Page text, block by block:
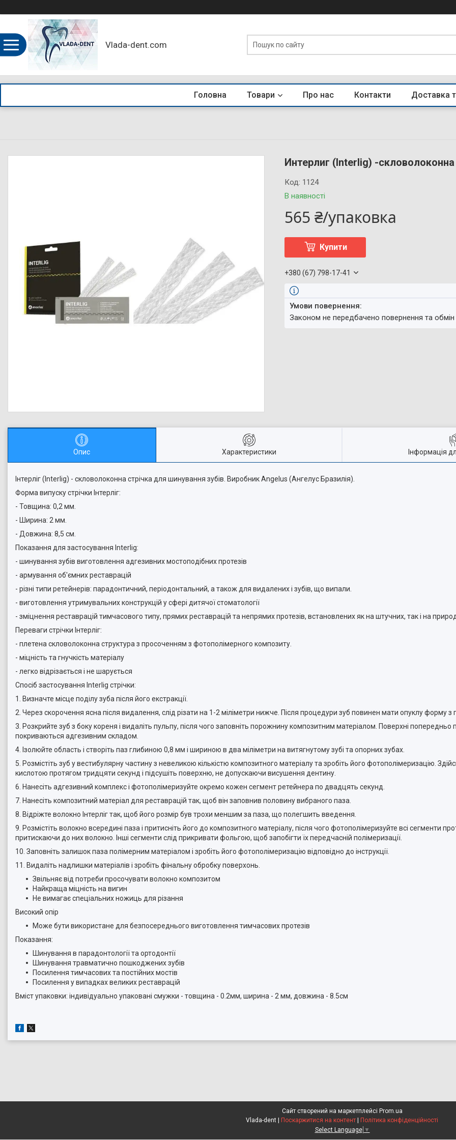
Vlada-dent.com
Головна Товари Про нас Контакти Доставка
Интерлиг (Interlig) -
В наявності
Код: 1124
565 ₴/упаковка
Купити
+380 (67) 798-17-41
Законом не передбачено повернення та
Опис Характеристики Інформація
Інтерліг (Interlig) - скловолоконна стрічка для шинування зубів. Виробник Angelus (Ангелус Бразилія).
Форма випуску стрічки Інтерліг:
- Товщина: 0,2 мм.
- Ширина: 2 мм.
- Довжина: 8,5 см.
Показання для застосування Interlig:
- шинування зубів виготовлення адгезивних мостоподібних протезів
- армування об'ємних реставрацій
- різні типи ретейнерів: парадонтичний, періодонтальний, а також для видалених і зубів, що випали.
- виготовлення утримувальних конструкцій у сфері дитячої стоматології
- зміцнення реставрацій тимчасового типу, прямих реставрацій та непрямих протезів, встановлених як на штучних, так і на
Переваги стрічки Інтерліг:
- плетена скловолоконна структура з просоченням з фотополімерного композиту.
- міцність та гнучкість матеріалу
- легко відрізається і не шарується
Спосіб застосування Interlig стрічки:
1. Визначте місце поділу зуба після його екстракції.
2. Через скорочення ясна після видалення, слід різати на 1-2 міліметри нижче. Після процедури зуб повинен мати опуклу форму
3. Розкрийте зуб з боку кореня і видаліть пульпу, після чого заповніть порожнину композитним матеріалом. Поверхні
покриваються адгезивним складом.
4. Ізолюйте область і створіть паз глибиною 0,8 мм і шириною в два міліметри на витягнутому зубі та опорних зубах.
5. Розмістіть зуб у вестибулярну частину з невеликою кількістю композитного матеріалу та зробіть його фотополімеризацію.
кислотою протягом тридцяти секунд і підсушіть поверхню, не допускаючи висушення дентину.
6. Нанесіть адгезивний комплекс і фотополімеризуйте окремо кожен сегмент ретейнера по двадцять секунд.
7. Нанесіть композитний матеріал для реставрацій так, щоб він заповнив половину вибраного паза.
8. Відріжте волокно Інтерліг так, щоб його розмір був трохи меншим за паза, що полегшить введення.
9. Розмістіть волокно всередині паза і притисніть його до композитного матеріалу, після чого фотополімеризуйте всі сегменти
притискаючи до них волокно. Інші сегменти слід прикривати фольгою, щоб запобігти їх передчасній полімеризації.
10. Заповніть залишок паза полімерним матеріалом і зробіть його фотополімеризацію відповідно до інструкції.
11. Видаліть надлишки матеріалів і зробіть фінальну обробку поверхонь.
Звільняє від потреби просочувати волокно композитом
Найкраща міцність на вигин
Не вимагає спеціальних ножиць для різання
Високий опір
Може бути використане для безпосереднього виготовлення тимчасових протезів
Показання:
Шинування в парадонтології та ортодонтії
Шинування травматично пошкоджених зубів
Посилення тимчасових та постійних мостів
Посилення у випадках великих реставрацій
Вміст упаковки: індивідуально упаковані смужки - товщина - 0.2мм, ширина - 2 мм, довжина - 8.5см
Сайт створений на маркетплейсі Prom.ua
Поскаржитися на контент
Політика конфіденційності
Select Language ▼